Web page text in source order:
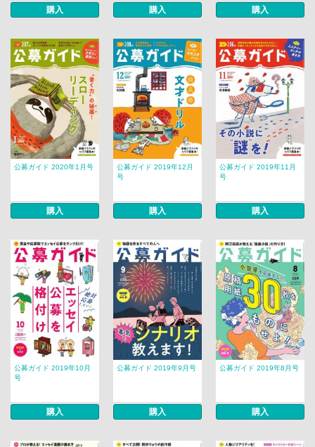
購入 購入 購入
公募ガイド 2020年1月号
購入
公募ガイド 2019年12月
号
購入
公募ガイド 2019年11月
号
購入
公募ガイド 2019年10月
号
購入
公募ガイド 2019年9月号
購入
公募ガイド 2019年8月号
購入